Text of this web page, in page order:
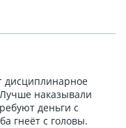
дисциплинарное
наказывали
деньги с
гнеёт с головы.